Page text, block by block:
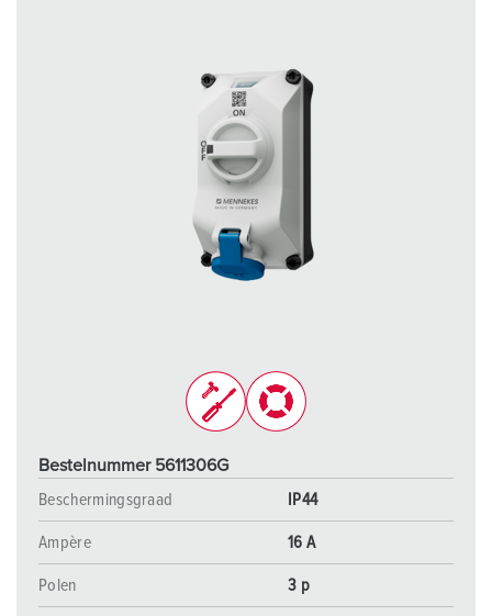
Bestelnummer 5611306G
Beschermingsgraad
IP44
Ampère 16 A
Polen 3 p